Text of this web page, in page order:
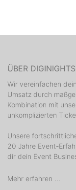
ÜBER DIGINIGHTS
Wir vereinfachen
Umsatz durch
Kombination mit
unkomplizierten
Unsere
20 Jahre Event-
dir dein Event
Mehr erfahren ...